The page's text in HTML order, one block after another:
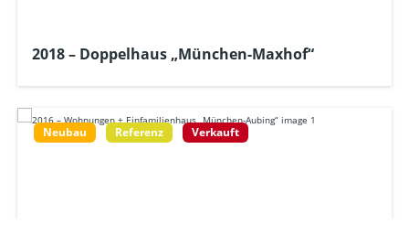
2018 – Doppelhaus „München-Maxhof“
Neubau Referenz Verkauft